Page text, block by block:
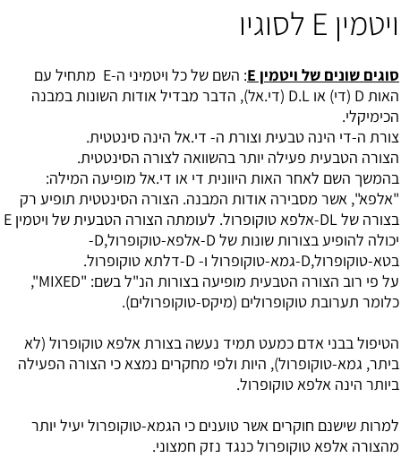
ויטמין E לסוגיו
סוגים שונים של ויטמין E
: השם של כל ויטמיני ה-E מתחיל עם
האות D (די) או D.L (די.אל), הדבר מבדיל אודות השונות במבנה
הכימיקלי.
צורת ה-די הינה טבעית וצורת ה- די.אל הינה סינטטית.
הצורה הטבעית פעילה יותר בהשוואה לצורה הסינטטית.
בהמשך השם לאחר האות היוונית די או די.אל מופיעה המילה:
"אלפא", אשר מסבירה אודות המבנה. הצורה הסינטטית תופיע רק
בצורה של DL-אלפא טוקופרול. לעומתה הצורה הטבעית של
ויטמין E
יכולה להופיע בצורות שונות של D-אלפא-טוקופרול,D-
בטא-טוקופרול,D-גמא-טוקופרול ו- D-דלתא טוקופרול.
על פי רוב הצורה הטבעית מופיעה בצורות הנ"ל בשם: "MIXED",
כלומר תערובת טוקופרולים (מיקס-טוקופרולים).
הטיפול בבני אדם כמעט תמיד נעשה בצורת אלפא טוקופרול (לא
ביתר, גמא-טוקופרול), היות ולפי מחקרים נמצא כי הצורה הפעילה
ביותר הינה אלפא טוקופרול.
למרות שישנם חוקרים אשר טוענים כי הגמא-טוקופרול יעיל יותר
מהצורה אלפא טוקופרול כנגד נזק חמצוני.